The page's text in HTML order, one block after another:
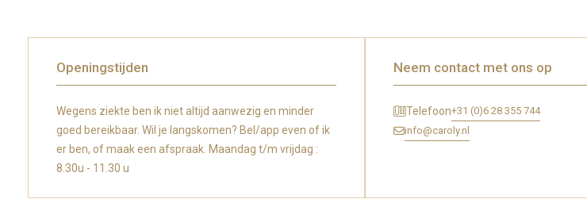
Openingstijden
Wegens ziekte ben ik niet altijd aanwezig en minder
goed bereikbaar. Wil je langskomen? Bel/app even of ik
er ben, of maak een afspraak. Maandag t/m vrijdag :
8.30u - 11.30 u
Neem contact met ons op
Telefoon+31 (0)6 28 355 744
info@caroly.nl